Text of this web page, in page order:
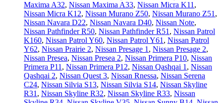
Maxima A32, Nissan Maxima A33, Nissan Micra K11 ,
Nissan Micra K12, Nissan Murano Z50, Nissan Murano Z51 ,
Nissan Navara D22, Nissan Navara D40, Nissan Note,
Nissan Pathfinder R50, Nissan Pathfinder R51 , Nissan Patrol
K160, Nissan Patrol Y60, Nissan Patrol Y61 , Nissan Patrol
Y62, Nissan Prairie 2, Nissan Presage 1 , Nissan Presage 2,
Nissan Presea, Nissan Presea 2, Nissan Primera P10, Nissan
Primera P11 , Nissan Primera P12, Nissan Qashqai 1 , Nissan
Qashqai 2, Nissan Quest 3, Nissan Rnessa, Nissan Serena
C24, Nissan Silvia S13, Nissan Silvia S14, Nissan Skyline
R31 , Nissan Skyline R32, Nissan Skyline R33, Nissan